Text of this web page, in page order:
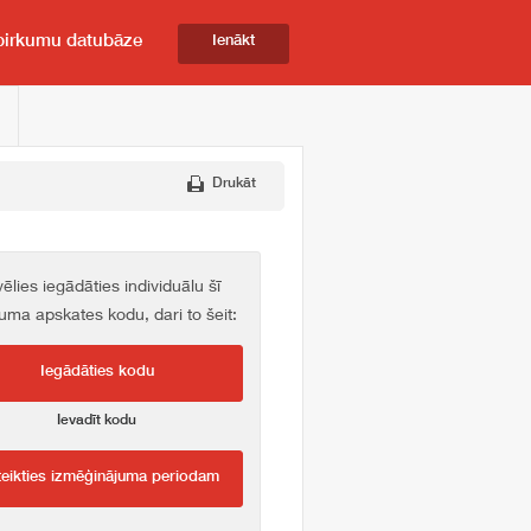
datubāze Ienākt
Drukāt
iegādāties individuālu šī
apskates kodu, dari to šeit:
Iegādāties kodu
Ievadīt kodu
izmēģinājuma periodam